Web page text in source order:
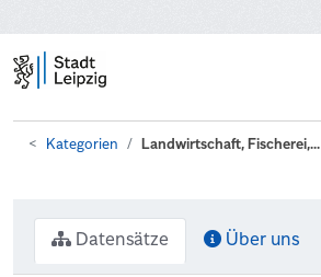
Kategorien Landwirtschaft, Fischerei,...
Datensätze Über uns